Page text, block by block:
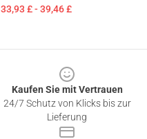
33,93 £ - 39,46 £
Kaufen Sie mit Vertrauen
24/7 Schutz von Klicks bis zur
Lieferung